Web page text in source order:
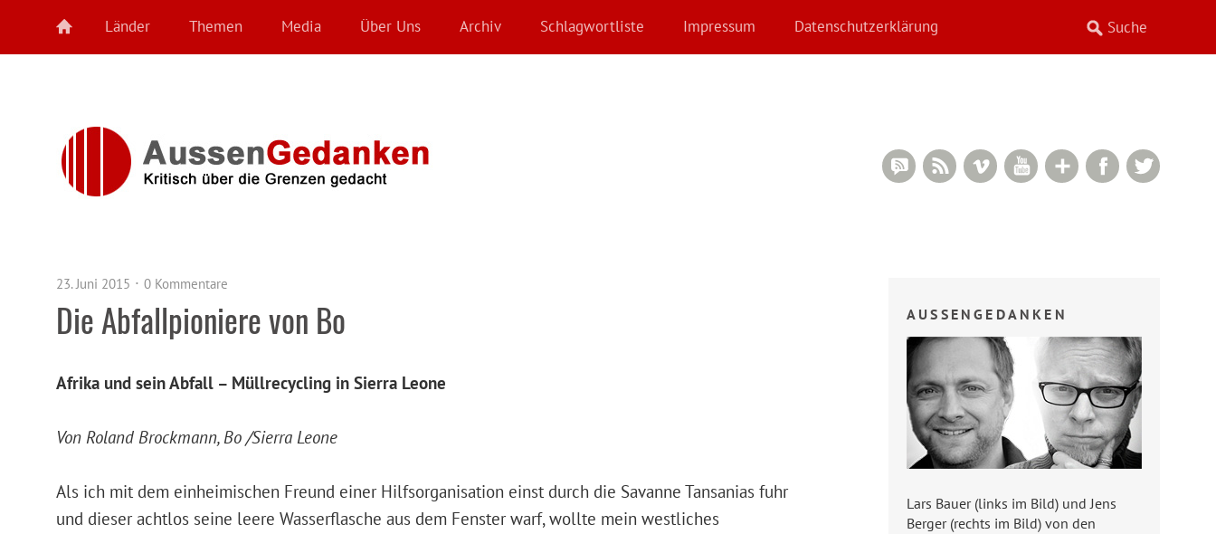
Länder Themen Media Über Uns Archiv Schlagwortliste Impressum Datenschutzerklärung
Facebook
Google+
YouTube
Vimeo
RSS Feed
RSS Comments
23. Juni 2015 0 Kommentare
Die Abfallpioniere von Bo
Afrika und sein Abfall – Müllrecycling in Sierra Leone
Von Roland Brockmann, Bo /Sierra Leone
Als ich mit dem einheimischen Freund einer Hilfsorganisation einst durch die Savanne Tansanias fuhr
und dieser achtlos seine leere Wasserflasche aus dem Fenster warf, wollte mein westliches
AUSSENGEDANKEN
Lars Bauer (links im Bild) und Jens
Berger (rechts im Bild) von den